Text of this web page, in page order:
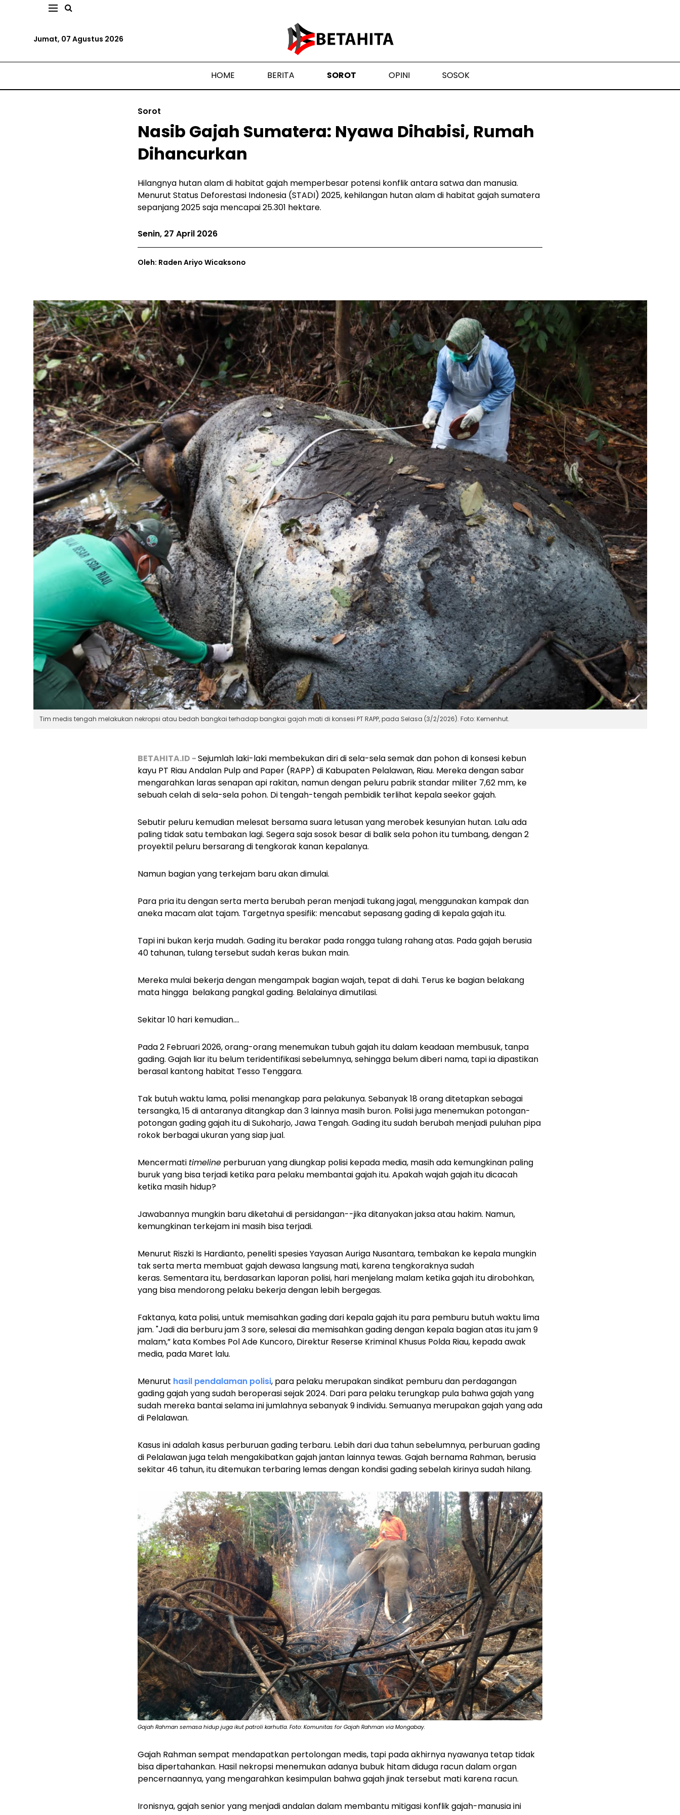
Jumat, 07 Agustus 2026
HOME BERITA SOROT OPINI SOSOK
Sorot
Nasib Gajah Sumatera: Nyawa Dihabisi, Rumah
Dihancurkan
Hilangnya hutan alam di habitat gajah memperbesar potensi konflik antara satwa dan manusia.
Menurut Status Deforestasi Indonesia (STADI) 2025, kehilangan hutan alam di habitat gajah sumatera
sepanjang 2025 saja mencapai 25.301 hektare.
Senin, 27 April 2026
Oleh: Raden Ariyo Wicaksono
Tim medis tengah melakukan nekropsi atau bedah bangkai terhadap bangkai gajah mati di konsesi PT RAPP, pada Selasa (3/2/2026). Foto: Kemenhut.
BETAHITA.ID -Sejumlah laki-laki membekukan diri di sela-sela semak dan pohon di konsesi kebun
kayu PT Riau Andalan Pulp and Paper (RAPP) di Kabupaten Pelalawan, Riau. Mereka dengan sabar
mengarahkan laras senapan api rakitan, namun dengan peluru pabrik standar militer 7,62 mm, ke
sebuah celah di sela-sela pohon. Di tengah-tengah pembidik terlihat kepala seekor gajah.
Sebutir peluru kemudian melesat bersama suara letusan yang merobek kesunyian hutan. Lalu ada
paling tidak satu tembakan lagi. Segera saja sosok besar di balik sela pohon itu tumbang, dengan 2
proyektil peluru bersarang di tengkorak kanan kepalanya.
Namun bagian yang terkejam baru akan dimulai.
Para pria itu dengan serta merta berubah peran menjadi tukang jagal, menggunakan kampak dan
aneka macam alat tajam. Targetnya spesifik: mencabut sepasang gading di kepala gajah itu.
Tapi ini bukan kerja mudah. Gading itu berakar pada rongga tulang rahang atas. Pada gajah berusia
40 tahunan, tulang tersebut sudah keras bukan main.
Mereka mulai bekerja dengan mengampak bagian wajah, tepat di dahi. Terus ke bagian belakang
mata hingga belakang pangkal gading. Belalainya dimutilasi.
Sekitar 10 hari kemudian....
Pada 2 Februari 2026, orang-orang menemukan tubuh gajah itu dalam keadaan membusuk, tanpa
gading. Gajah liar itu belum teridentifikasi sebelumnya, sehingga belum diberi nama, tapi ia dipastikan
berasal kantong habitat Tesso Tenggara.
Tak butuh waktu lama, polisi menangkap para pelakunya. Sebanyak 18 orang ditetapkan sebagai
tersangka, 15 di antaranya ditangkap dan 3 lainnya masih buron. Polisi juga menemukan potongan-
potongan gading gajah itu di Sukoharjo, Jawa Tengah. Gading itu sudah berubah menjadi puluhan pipa
rokok berbagai ukuran yang siap jual.
Mencermati timeline perburuan yang diungkap polisi kepada media, masih ada kemungkinan paling
buruk yang bisa terjadi ketika para pelaku membantai gajah itu. Apakah wajah gajah itu dicacah
ketika masih hidup?
Jawabannya mungkin baru diketahui di persidangan--jika ditanyakan jaksa atau hakim. Namun,
kemungkinan terkejam ini masih bisa terjadi.
Menurut Riszki Is Hardianto, peneliti spesies Yayasan Auriga Nusantara, tembakan ke kepala mungkin
tak serta merta membuat gajah dewasa langsung mati, karena tengkoraknya sudah
keras. Sementara itu, berdasarkan laporan polisi, hari menjelang malam ketika gajah itu dirobohkan,
yang bisa mendorong pelaku bekerja dengan lebih bergegas.
Faktanya, kata polisi, untuk memisahkan gading dari kepala gajah itu para pemburu butuh waktu lima
jam. "Jadi dia berburu jam 3 sore, selesai dia memisahkan gading dengan kepala bagian atas itu jam 9
malam,” kata Kombes Pol Ade Kuncoro, Direktur Reserse Kriminal Khusus Polda Riau, kepada awak
media, pada Maret lalu.
Menurut hasil pendalaman polisi, para pelaku merupakan sindikat pemburu dan perdagangan
gading gajah yang sudah beroperasi sejak 2024. Dari para pelaku terungkap pula bahwa gajah yang
sudah mereka bantai selama ini jumlahnya sebanyak 9 individu. Semuanya merupakan gajah yang ada
di Pelalawan.
Kasus ini adalah kasus perburuan gading terbaru. Lebih dari dua tahun sebelumnya, perburuan gading
di Pelalawan juga telah mengakibatkan gajah jantan lainnya tewas. Gajah bernama Rahman, berusia
sekitar 46 tahun, itu ditemukan terbaring lemas dengan kondisi gading sebelah kirinya sudah hilang.
Gajah Rahman semasa hidup juga ikut patroli karhutla. Foto: Komunitas for Gajah Rahman via Mongabay.
Gajah Rahman sempat mendapatkan pertolongan medis, tapi pada akhirnya nyawanya tetap tidak
bisa dipertahankan. Hasil nekropsi menemukan adanya bubuk hitam diduga racun dalam organ
pencernaannya, yang mengarahkan kesimpulan bahwa gajah jinak tersebut mati karena racun.
Ironisnya, gajah senior yang menjadi andalan dalam membantu mitigasi konflik gajah-manusia ini